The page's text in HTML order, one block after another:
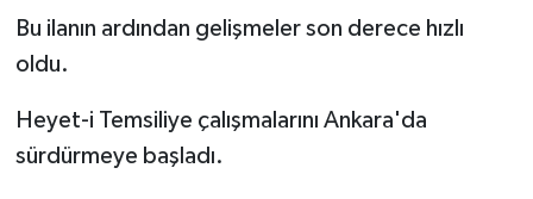
Bu ilanın ardından gelişmeler son derece hızlı
oldu.
Heyet-i Temsiliye çalışmalarını Ankara'da
sürdürmeye başladı.